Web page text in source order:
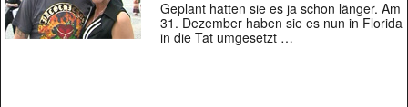
Geplant hatten sie es ja schon länger. Am
31. Dezember haben sie es nun in Florida
in die Tat umgesetzt …